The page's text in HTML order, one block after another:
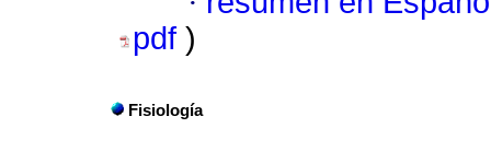
pdf )
Fisiología